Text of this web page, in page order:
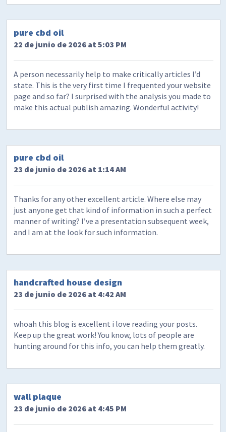
pure cbd oil
22 de junio de 2026 at 5:03 PM
A person necessarily help to make critically articles I’d
state. This is the very first time I frequented your website
page and so far? I surprised with the analysis you made to
make this actual publish amazing. Wonderful activity!
pure cbd oil
23 de junio de 2026 at 1:14 AM
Thanks for any other excellent article. Where else may
just anyone get that kind of information in such a perfect
manner of writing? I’ve a presentation subsequent week,
and I am at the look for such information.
handcrafted house design
23 de junio de 2026 at 4:42 AM
whoah this blog is excellent i love reading your posts.
Keep up the great work! You know, lots of people are
hunting around for this info, you can help them greatly.
wall plaque
23 de junio de 2026 at 4:45 PM